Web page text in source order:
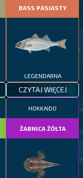
BASS PASIASTY
LEGENDARNA
CZYTAJ WIĘCEJ
HOKKAIDO
ŻABNICA ŻÓŁTA